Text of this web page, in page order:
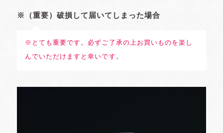
※（重要）破損して届いてしまった場合
※とても重要です。必ずご了承の上お買いものを楽し
んでいただけますと幸いです。